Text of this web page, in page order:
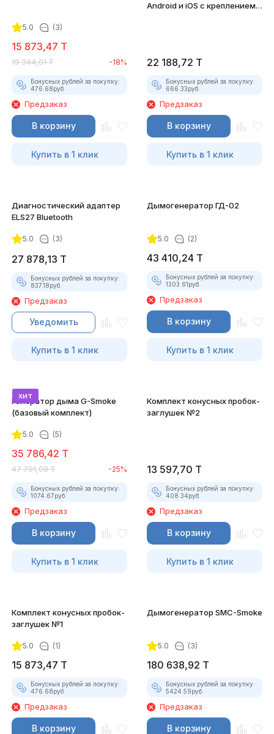
5.0 (3)
15 873,47 T
19 344,01 T -18%
Бонусных рублей за покупку:
476.68руб.
Предзаказ
В корзину
Купить в 1 клик
Android и iOS с креплением
22 188,72 T
Бонусных рублей за покупку:
666.33руб.
Предзаказ
В корзину
Купить в 1 клик
Диагностический адаптер
ELS27 Bluetooth
5.0 (3)
27 878,13 T
Бонусных рублей за покупку:
837.18руб.
Предзаказ
Уведомить
Купить в 1 клик
Дымогенератор ГД-02
5.0 (2)
43 410,24 T
Бонусных рублей за покупку:
1303.61руб.
Предзаказ
В корзину
Купить в 1 клик
хит
Генератор дыма G-Smoke
(базовый комплект)
5.0 (5)
35 786,42 T
47 791,08 T -25%
Бонусных рублей за покупку:
1074.67руб.
Предзаказ
В корзину
Купить в 1 клик
Комплект конусных пробок-
заглушек №2
13 597,70 T
Бонусных рублей за покупку:
408.34руб.
Предзаказ
В корзину
Купить в 1 клик
Комплект конусных пробок-
заглушек №1
5.0 (1)
15 873,47 T
Бонусных рублей за покупку:
476.68руб.
Предзаказ
В корзину
Дымогенератор SMC-Smoke
5.0 (3)
180 638,92 T
Бонусных рублей за покупку:
5424.59руб.
Предзаказ
В корзину